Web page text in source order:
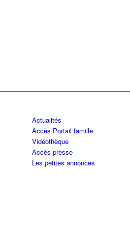
Actualités
Accès Portail famille
Vidéothèque
Accès presse
Les petites annonces